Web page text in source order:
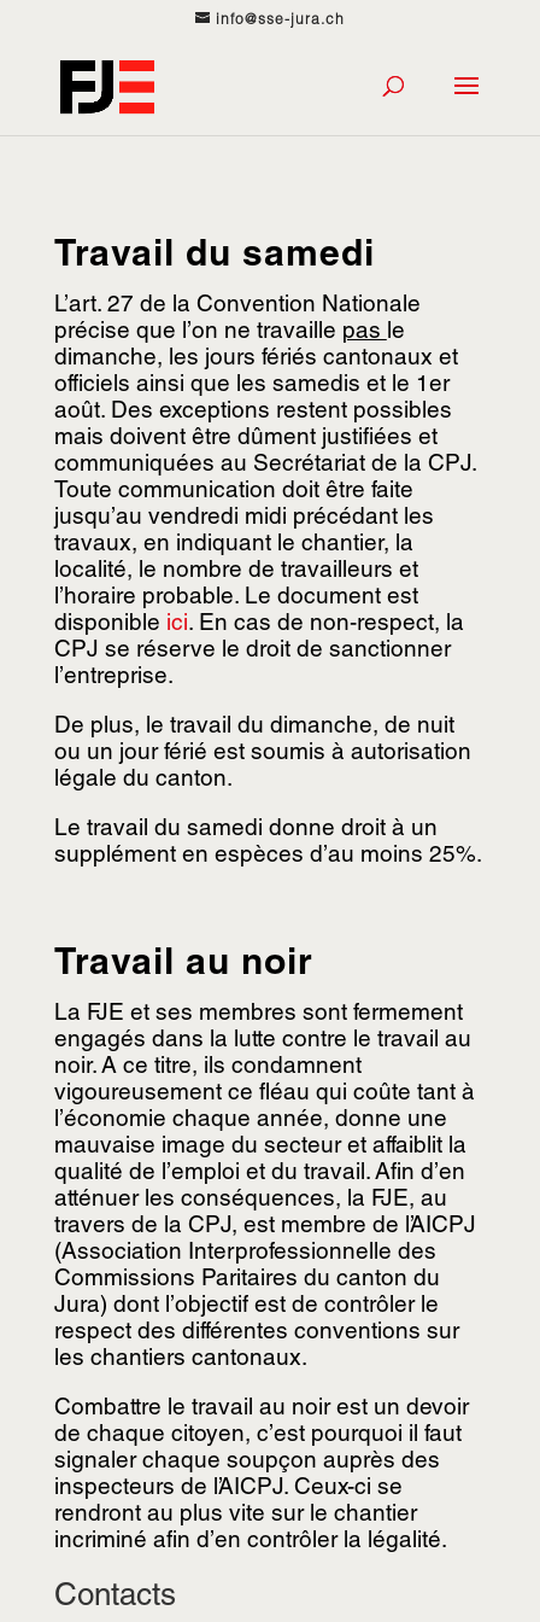
info@sse-jura.ch
Travail du samedi
L’art. 27 de la Convention Nationale
précise que l’on ne travaille pas le
dimanche, les jours fériés cantonaux et
officiels ainsi que les samedis et le 1er
août. Des exceptions restent possibles
mais doivent être dûment justifiées et
communiquées au Secrétariat de la CPJ.
Toute communication doit être faite
jusqu’au vendredi midi précédant les
travaux, en indiquant le chantier, la
localité, le nombre de travailleurs et
l’horaire probable. Le document est
disponible ici. En cas de non-respect, la
CPJ se réserve le droit de sanctionner
l’entreprise.
De plus, le travail du dimanche, de nuit
ou un jour férié est soumis à autorisation
légale du canton.
Le travail du samedi donne droit à un
supplément en espèces d’au moins 25%.
Travail au noir
La FJE et ses membres sont fermement
engagés dans la lutte contre le travail au
noir. A ce titre, ils condamnent
vigoureusement ce fléau qui coûte tant à
l’économie chaque année, donne une
mauvaise image du secteur et affaiblit la
qualité de l’emploi et du travail. Afin d’en
atténuer les conséquences, la FJE, au
travers de la CPJ, est membre de l’AICPJ
(Association Interprofessionnelle des
Commissions Paritaires du canton du
Jura) dont l’objectif est de contrôler le
respect des différentes conventions sur
les chantiers cantonaux.
Combattre le travail au noir est un devoir
de chaque citoyen, c’est pourquoi il faut
signaler chaque soupçon auprès des
inspecteurs de l’AICPJ. Ceux-ci se
rendront au plus vite sur le chantier
incriminé afin d’en contrôler la légalité.
Contacts